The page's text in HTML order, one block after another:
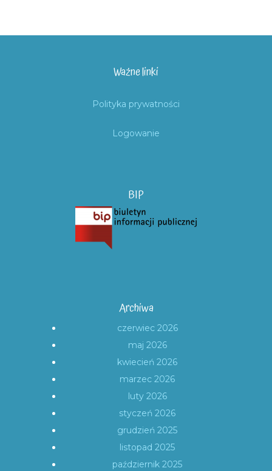
Ważne linki
Polityka prywatności
Logowanie
BIP
Archiwa
czerwiec 2026
maj 2026
kwiecień 2026
marzec 2026
luty 2026
styczeń 2026
grudzień 2025
listopad 2025
październik 2025